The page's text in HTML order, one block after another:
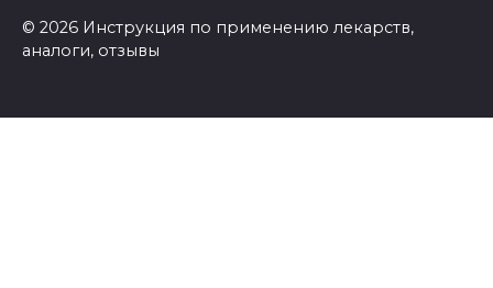
© 2026 Инструкция по применению лекарств,
аналоги, отзывы